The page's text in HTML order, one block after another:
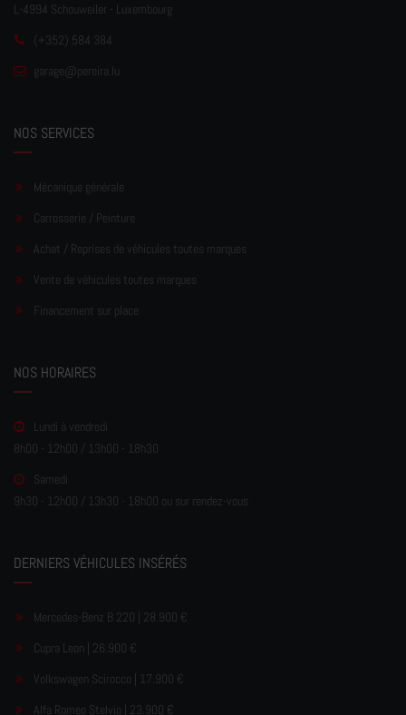
L-4994 Schouweiler - Luxembourg
(+352) 584 384
garage@pereira.lu
NOS SERVICES
Mécanique générale
Carrosserie / Peinture
Achat / Reprises de véhicules toutes marques
Vente de véhicules toutes marques
Financement sur place
NOS HORAIRES
Lundi à vendredi
8h00 - 12h00 / 13h00 - 18h30
Samedi
9h30 - 12h00 / 13h30 - 18h00 ou sur rendez-vous
DERNIERS VÉHICULES INSÉRÉS
Mercedes-Benz B 220 | 28.900 €
Cupra Leon | 26.900 €
Volkswagen Scirocco | 17.900 €
Alfa Romeo Stelvio | 23.900 €